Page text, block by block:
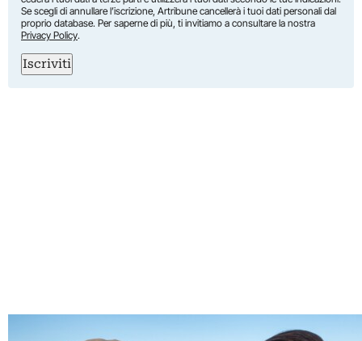
Se scegli di annullare l’iscrizione, Artribune cancellerà i tuoi dati personali dal
proprio database. Per saperne di più, ti invitiamo a consultare la nostra
Privacy Policy.
Iscriviti